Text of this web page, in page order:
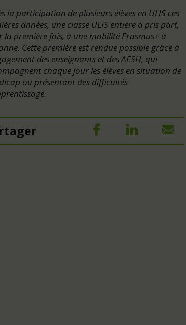
la participation de plusieurs élèves en ULIS ces
années, une classe ULIS entière a pris part,
la première fois, à une mobilité Erasmus+ à
Cette première est rendue possible grâce à
des enseignants et des AESH, qui
chaque jour les élèves en situation de
ou présentant des difficultés